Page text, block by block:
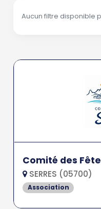
Aucun filtre disponible
Comité des
SERRES (05700)
Association